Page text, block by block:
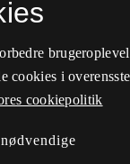
cookies i
cookiepolitik